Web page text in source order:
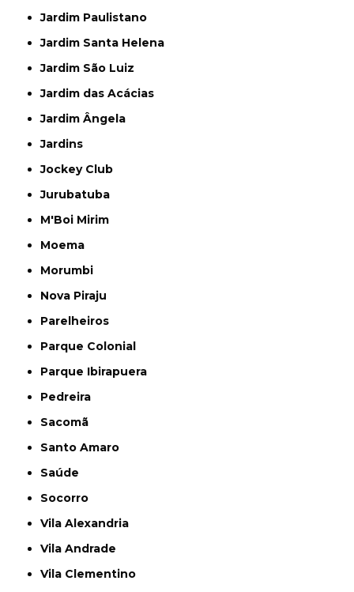
Jardim Paulistano
Jardim Santa Helena
Jardim São Luiz
Jardim das Acácias
Jardim Ângela
Jardins
Jockey Club
Jurubatuba
M'Boi Mirim
Moema
Morumbi
Nova Piraju
Parelheiros
Parque Colonial
Parque Ibirapuera
Pedreira
Sacomã
Santo Amaro
Saúde
Socorro
Vila Alexandria
Vila Andrade
Vila Clementino